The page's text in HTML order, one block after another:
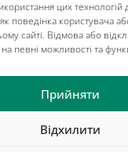
цих
поведінка користувача
сайті. Відмова або
певні можливості та
Прийняти
Відхилити
Публікації